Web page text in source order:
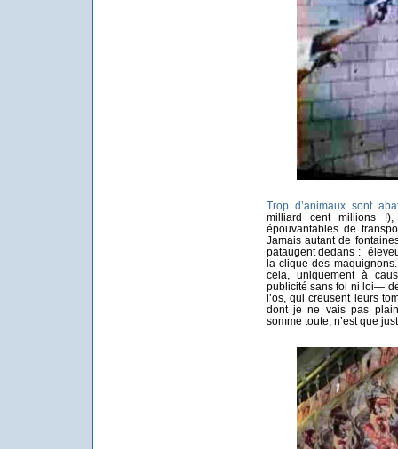
Trop d’animaux sont
milliard cent millions
épouvantables de
Jamais autant de
pataugent dedans :
la clique des
cela, uniquement à
publicité sans foi ni loi—
l’os, qui creusent leurs
dont je ne vais pas
somme toute, n’est que